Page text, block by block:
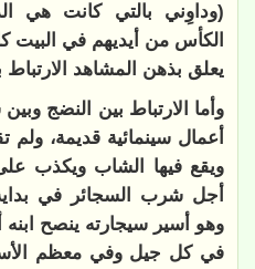
(وداوِني بالتي كانت هي
الكأس من أيديهم في البيت
يعلق بذهن المشاهد الارتباط
وأما الارتباط بين النضج
أعمال سينمائية قديمة، ولم
ويقع فيها الشاب ويكذب
أجل شرب السجائر في
وهو أسير سيجارته ينصح ابنه
في كل جيل وفي معظم